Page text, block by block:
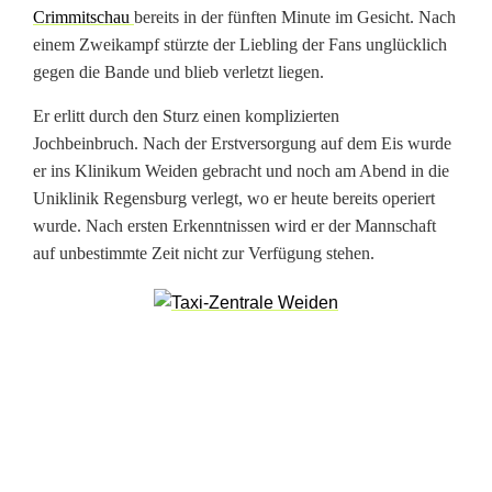
a
t
i
o
n
n
Crimmitschau bereits in der fünften Minute im Gesicht. Nach
einem Zweikampf stürzte der Liebling der Fans unglücklich
gegen die Bande und blieb verletzt liegen.
Er erlitt durch den Sturz einen komplizierten
Jochbeinbruch. Nach der Erstversorgung auf dem Eis wurde
er ins Klinikum Weiden gebracht und noch am Abend in die
Uniklinik Regensburg verlegt, wo er heute bereits operiert
wurde. Nach ersten Erkenntnissen wird er der Mannschaft
auf unbestimmte Zeit nicht zur Verfügung stehen.